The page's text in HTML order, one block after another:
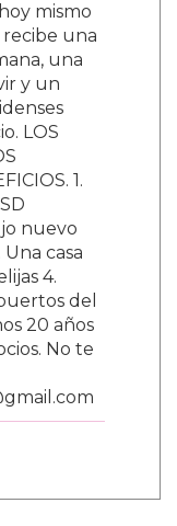
mismo
una
una
y un
LOS
1.
nuevo
casa
4.
del
20 años
No te